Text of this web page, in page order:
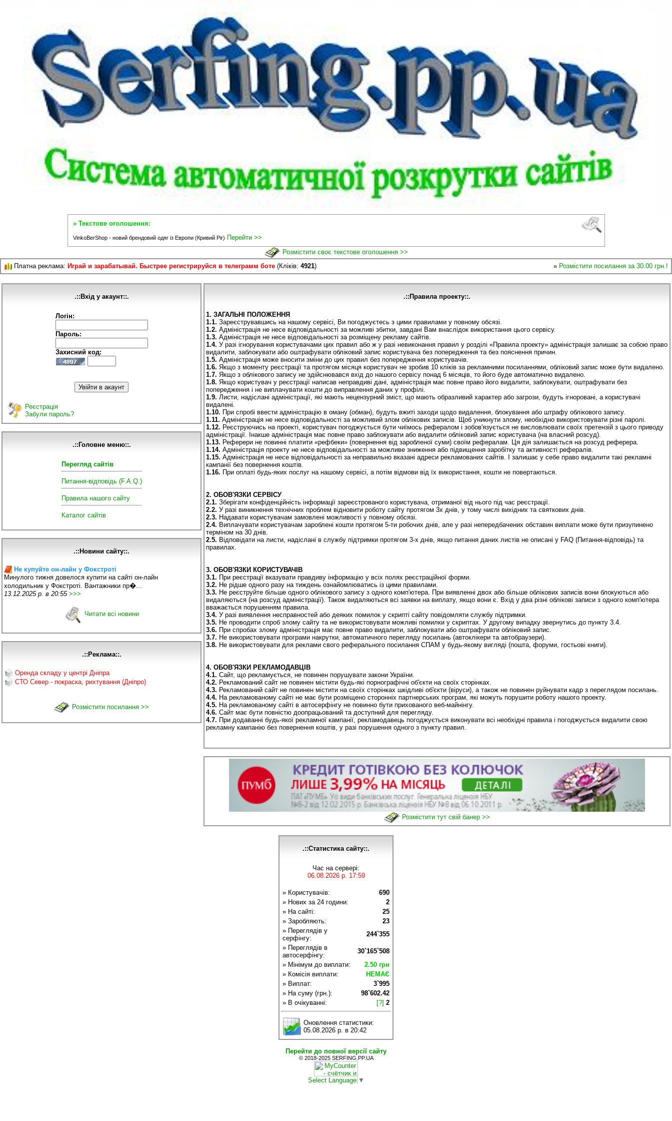
» Текстове оголошення:
VinkoBerShop - новий брендовий одяг із Европи (Кривий Ріг) Перейти >>
Розмістити своє текстове оголошення >>
Платна реклама: Играй и зарабатывай. Быстрее регистрируйся в телеграмм боте (Кліків: 4921) » Розмістити посилання за 30.00 грн.!
.::Вхід у акаунт::.
Логін:
Пароль:
Захисний код:
Реєстрація
Забули пароль?
.::Головне меню::.
Перегляд сайтів
Питання-відповідь (F.A.Q.)
Правила нашого сайту
Каталог сайтів
.::Новини сайту::.
Не купуйте он-лайн у Фокстроті
Минулого тижня довелося купити на сайті он-лайн
холодильник у Фокстроті. Вантажники пр�...
13.12.2025 р. в 20:55 >>>
Читати всі новини
.::Реклама::.
Оренда складу у центрі Дніпра
СТО Север - покраска, рихтування (Дніпро)
Розмістити посилання >>
.::Правила проекту::.
1. ЗАГАЛЬНІ ПОЛОЖЕННЯ
1.1. Зареєструвавшись на нашому сервісі, Ви погоджуєтесь з цими правилами у повному обсязі.
1.2. Адміністрація не несе відповідальності за можливі збитки, завдані Вам внаслідок використання цього сервісу.
1.3. Адміністрація не несе відповідальності за розміщену рекламу сайтів.
1.4. У разі ігнорування користувачами цих правил або ж у разі невиконання правил у розділі «Правила проекту» адміністрація залишає за собою право
видалити, заблокувати або оштрафувати обліковий запис користувача без попередження та без пояснення причин.
1.5. Адміністрація може вносити зміни до цих правил без попередження користувачів.
1.6. Якщо з моменту реєстрації та протягом місяця користувач не зробив 10 кліків за рекламними посиланнями, обліковий запис може бути видалено.
1.7. Якщо з облікового запису не здійснювався вхід до нашого сервісу понад 6 місяців, то його буде автоматично видалено.
1.8. Якщо користувач у реєстрації написав неправдиві дані, адміністрація має повне право його видалити, заблокувати, оштрафувати без
попередження і не виплачувати кошти до виправлення даних у профілі.
1.9. Листи, надіслані адміністрації, які мають нецензурний зміст, що мають образливий характер або загрози, будуть ігноровані, а користувачі
видалені.
1.10. При спробі ввести адміністрацію в оману (обман), будуть вжиті заходи щодо видалення, блокування або штрафу облікового запису.
1.11. Адміністрація не несе відповідальності за можливий злом облікових записів. Щоб уникнути злому, необхідно використовувати різні паролі.
1.12. Реєструючись на проекті, користувач погоджується бути чиїмось рефералом і зобов'язується не висловлювати своїх претензій з цього приводу
адміністрації. Інакше адміністрація має повне право заблокувати або видалити обліковий запис користувача (на власний розсуд).
1.13. Реферери не повинні платити «рефбеки» (повернення від заробленої суми) своїм рефералам. Ця дія залишається на розсуд реферера.
1.14. Адміністрація проекту не несе відповідальності за можливе зниження або підвищення заробітку та активності рефералів.
1.15. Адміністрація не несе відповідальності за неправильно вказані адреси рекламованих сайтів. І залишає у себе право видалити такі рекламні
кампанії без повернення коштів.
1.16. При оплаті будь-яких послуг на нашому сервісі, а потім відмови від їх використання, кошти не повертаються.
2. ОБОВ'ЯЗКИ СЕРВІСУ
2.1. Зберігати конфіденційність інформації зареєстрованого користувача, отриманої від нього під час реєстрації.
2.2. У разі виникнення технічних проблем відновити роботу сайту протягом 3х днів, у тому числі вихідних та святкових днів.
2.3. Надавати користувачам замовлені можливості у повному обсязі.
2.4. Виплачувати користувачам зароблені кошти протягом 5-ти робочих днів, але у разі непередбачених обставин виплати може бути призупинено
терміном на 30 днів.
2.5. Відповідати на листи, надіслані в службу підтримки протягом 3-х днів, якщо питання даних листів не описані у FAQ (Питання-відповідь) та
правилах.
3. ОБОВ'ЯЗКИ КОРИСТУВАЧІВ
3.1. При реєстрації вказувати правдиву інформацію у всіх полях реєстраційної форми.
3.2. Не рідше одного разу на тиждень ознайомлюватись із цими правилами.
3.3. Не реєструйте більше одного облікового запису з одного комп'ютера. При виявленні двох або більше облікових записів вони блокуються або
видаляються (на розсуд адміністрації). Також видаляються всі заявки на виплату, якщо вони є. Вхід у два різні облікові записи з одного комп'ютера
вважається порушенням правила.
3.4. У разі виявлення несправностей або деяких помилок у скрипті сайту повідомляти службу підтримки.
3.5. Не проводити спроб злому сайту та не використовувати можливі помилки у скриптах. У другому випадку звернутись до пункту 3.4.
3.6. При спробах злому адміністрація має повне право видалити, заблокувати або оштрафувати обліковий запис.
3.7. Не використовувати програми накрутки, автоматичного перегляду посилань (автоклікери та автобраузери).
3.8. Не використовувати для реклами свого реферального посилання СПАМ у будь-якому вигляді (пошта, форуми, гостьові книги).
4. ОБОВ'ЯЗКИ РЕКЛАМОДАВЦІВ
4.1. Сайт, що рекламується, не повинен порушувати закони України.
4.2. Рекламований сайт не повинен містити будь-які порнографічні об'єкти на своїх сторінках.
4.3. Рекламований сайт не повинен містити на своїх сторінках шкідливі об'єкти (віруси), а також не повинен руйнувати кадр з переглядом посилань.
4.4. На рекламованому сайті не має бути розміщено сторонніх партнерських програм, які можуть порушити роботу нашого проекту.
4.5. На рекламованому сайті в автосерфінгу не повинно бути прихованого веб-майнінгу.
4.6. Сайт має бути повністю доопрацьований та доступний для перегляду.
4.7. При додаванні будь-якої рекламної кампанії, рекламодавець погоджується виконувати всі необхідні правила і погоджується видалити свою
рекламну кампанію без повернення коштів, у разі порушення одного з пункту правил.
Розмістити тут свій банер >>
.::Статистика сайту::.
Час на сервері:
06.08.2026 р. 17:59
» Користувачів:
690
» Нових за 24 години:
2
» На сайті:
25
» Заробляють:
23
» Переглядів у
серфінгу:
244`355
» Переглядів в
автосерфінгу:
30`165`508
» Мінімум до виплати:
2.50 грн
» Комісія виплати:
НЕМАЄ
» Виплат:
3`995
» На суму (грн.):
98`602.42
» В очікуванні:
[?] 2
Оновлення статистики:
05.08.2026 р. в 20:42
Перейти до повної версії сайту
© 2018-2025 SERFING.PP.UA
Select Language ▼